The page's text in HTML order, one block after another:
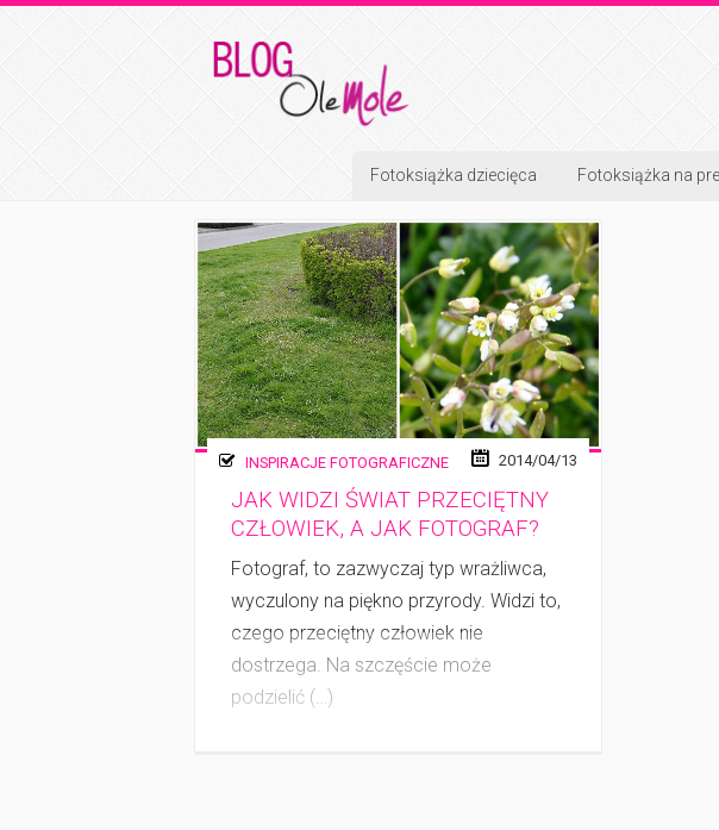
Fotoksiążka dziecięca Fotoksiążka na
INSPIRACJE FOTOGRAFICZNE 2014/04/13
JAK WIDZI ŚWIAT PRZECIĘTNY
CZŁOWIEK, A JAK FOTOGRAF?
Fotograf, to zazwyczaj typ wrażliwca,
wyczulony na piękno przy­ro­dy. Widzi to,
czego przeciętny człowiek nie
dostrzega. Na szczęście może
podzielić (…)